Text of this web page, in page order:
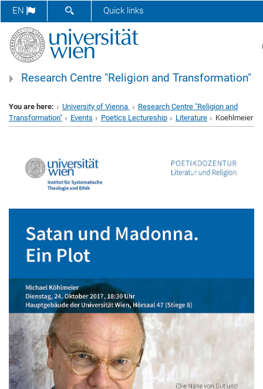
EN SHOW SEARCH FORM
Quick links
Research Centre "Religion and Transformation"
You are here: University of Vienna
Research Centre "Religion and
Transformation"
Events Poetics Lectureship Literature Koehlmeier